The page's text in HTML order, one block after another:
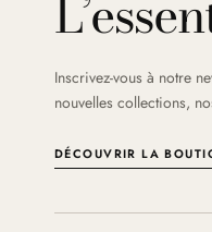
Inscrivez-vous à notre
nouvelles collections,
DÉCOUVRIR LA